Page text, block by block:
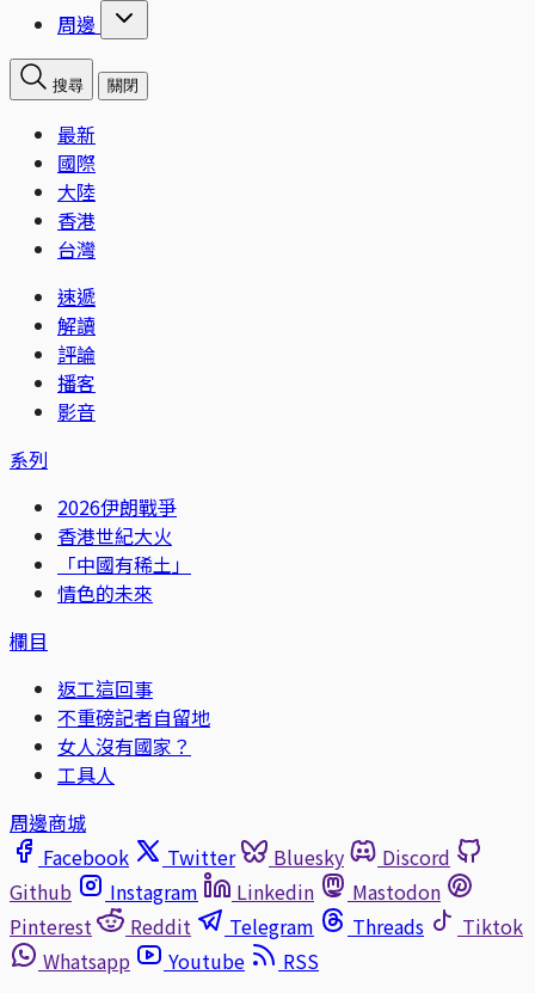
周邊
搜尋 關閉
最新
國際
大陸
香港
台灣
速遞
解讀
評論
播客
影音
系列
2026伊朗戰爭
香港世紀大火
「中國有稀土」
情色的未來
欄目
返工這回事
不重磅記者自留地
女人沒有國家？
工具人
周邊商城
Facebook
Twitter Bluesky
Discord
Github
Instagram Linkedin
Mastodon
Pinterest
Reddit Telegram Threads
Tiktok
Whatsapp
Youtube
RSS